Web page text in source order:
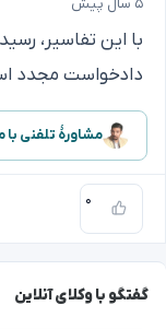
۵ سال پیش
با این تفاسیر،
دادخواست مجدد
مشاورهٔ تلفنی با
۰
گفتگو با وکلای آنلاین